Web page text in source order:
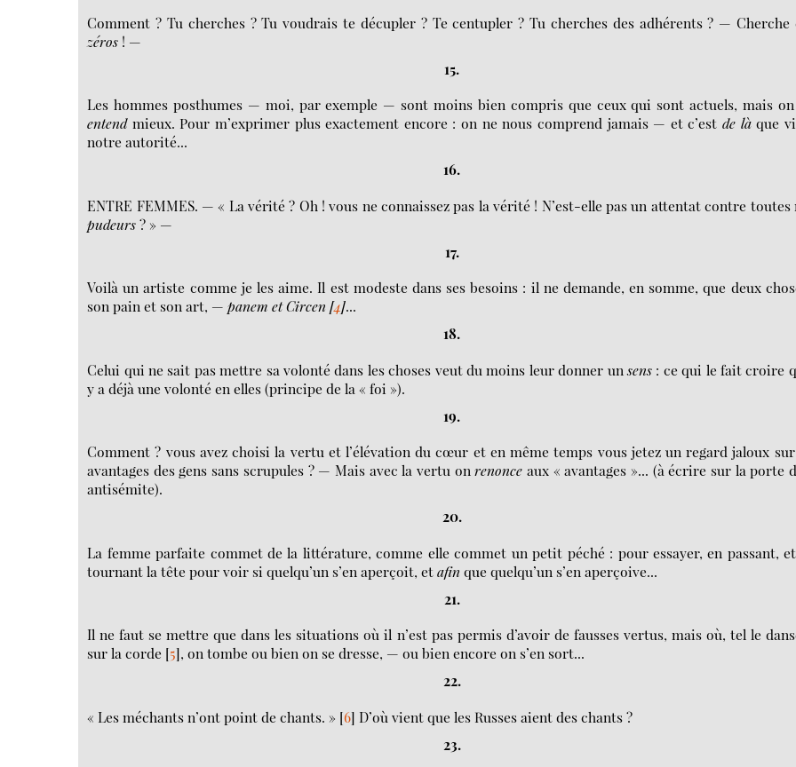
Comment ? Tu cherches ? Tu voudrais te décupler ? Te centupler ? Tu cherches des adhérents ? — Cherche
zéros ! —
15.
Les hommes posthumes — moi, par exemple — sont moins bien compris que ceux qui sont actuels, mais
entendmieux. Pour m’exprimer plus exactement encore : on ne nous comprend jamais — et c’estde làque
notre autorité...
16.
ENTRE FEMMES. — « La vérité ? Oh ! vous ne connaissez pas la vérité ! N’est-elle pas un attentat contre toutes
pudeurs? » —
17.
Voilà un artiste comme je les aime. Il est modeste dans ses besoins : il ne demande, en somme, que deux
son pain et son art, —panem et Circen [4]...
18.
Celui qui ne sait pas mettre sa volonté dans les choses veut du moins leur donner unsens : ce qui le fait croire
y a déjà une volonté en elles (principe de la « foi »).
19.
Comment ? vous avez choisi la vertu et l’élévation du cœur et en même temps vous jetez un regard jaloux
avantages des gens sans scrupules ? — Mais avec la vertu onrenonce aux « avantages »... (à écrire sur la porte
antisémite).
20.
La femme parfaite commet de la littérature, comme elle commet un petit péché : pour essayer, en passant,
tournant la tête pour voir si quelqu’un s’en aperçoit, etafin que quelqu’un s’en aperçoive...
21.
Il ne faut se mettre que dans les situations où il n’est pas permis d’avoir de fausses vertus, mais où, tel le
sur la corde [5], on tombe ou bien on se dresse, — ou bien encore on s’en sort...
22.
« Les méchants n’ont point de chants. » [6] D’où vient que les Russes aient des chants ?
23.